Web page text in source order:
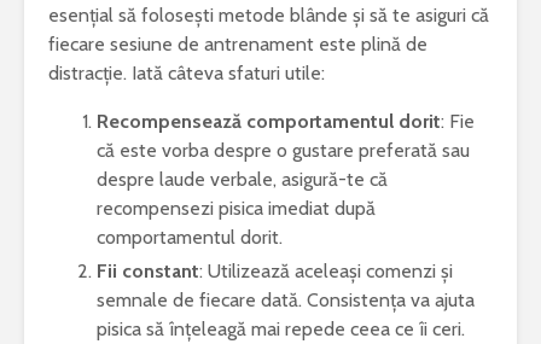
esențial să folosești metode blânde și să te asiguri că
fiecare sesiune de antrenament este plină de
distracție. Iată câteva sfaturi utile:
Recompensează comportamentul dorit: Fie
că este vorba despre o gustare preferată sau
despre laude verbale, asigură-te că
recompensezi pisica imediat după
comportamentul dorit.
Fii constant: Utilizează aceleași comenzi și
semnale de fiecare dată. Consistența va ajuta
pisica să înțeleagă mai repede ceea ce îi ceri.